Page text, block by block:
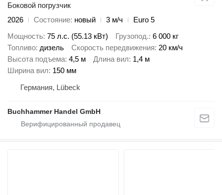
Боковой погрузчик
2026
Состояние новый 3 м/ч
Euro 5
Мощность 75 л.с. (55.13 кВт) Грузопод. 6 000 кг
Топливо дизель Скорость передвижения 20 км/ч
Высота подъема 4,5 м Длина вил 1,4 м
Ширина вил 150 мм
Германия, Lübeck
Buchhammer Handel GmbH